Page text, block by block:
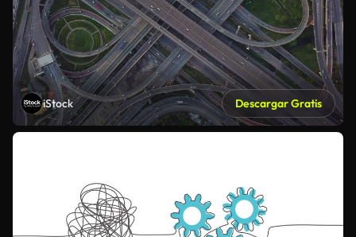
iStock Descargar Gratis